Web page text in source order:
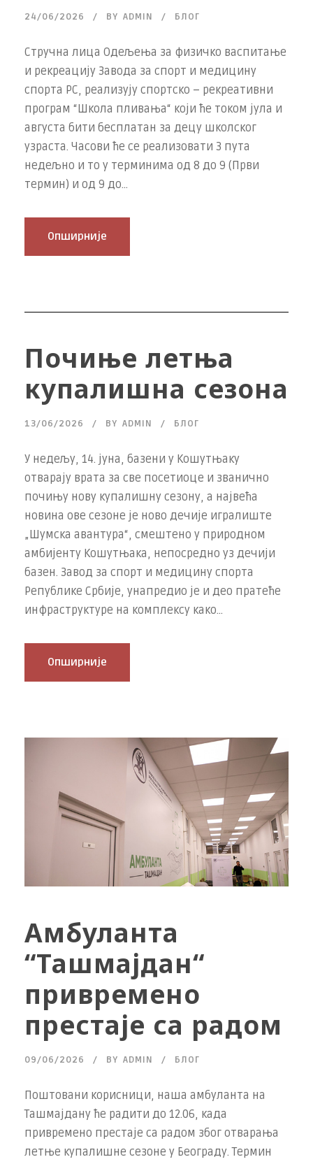
24/06/2026 BY ADMIN БЛОГ
Стручна лица Одељења за физичко васпитање
и рекреацију Завода за спорт и медицину
спорта РС, реализују спортско – рекреативни
програм “Школа пливања“ који ће током јула и
августа бити бесплатан за децу школског
узраста. Часови ће се реализовати 3 пута
недељно и то у терминима од 8 до 9 (Први
термин) и од 9 до...
Опширније
Почиње летња
купалишна сезона
13/06/2026 BY ADMIN БЛОГ
У недељу, 14. јуна, базени у Кошутњаку
отварају врата за све посетиоце и званично
почињу нову купалишну сезону, а највећа
новина ове сезоне је ново дечије игралиште
„Шумска авантура“, смештено у природном
амбијенту Кошутњака, непосредно уз дечији
базен. Завод за спорт и медицину спорта
Републике Србије, унапредио је и део пратеће
инфраструктуре на комплексу како...
Опширније
Амбуланта
“Ташмајдан“
привремено
престаје са радом
09/06/2026 BY ADMIN БЛОГ
Поштовани корисници, наша амбуланта на
Ташмајдану ће радити до 12.06, када
привремено престаје са радом због отварања
летње купалишне сезоне у Београду. Термин